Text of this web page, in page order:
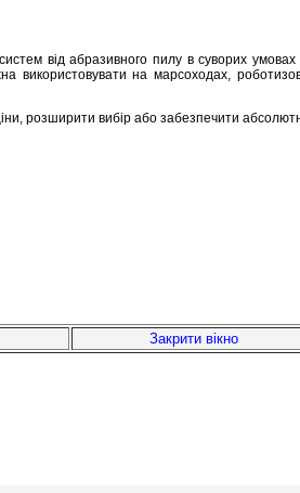
від абразивного пилу в суворих
використовувати на марсоходах,
розширити вибір або забезпечити
Закрити вікно